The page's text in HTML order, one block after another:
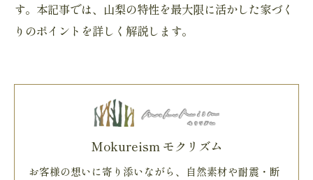
す。本記事では、山梨の特性を最大限に活かした家づく
りのポイントを詳しく解説します。
Mokureism モクリズム
お客様の想いに寄り添いながら、自然素材や耐震・断